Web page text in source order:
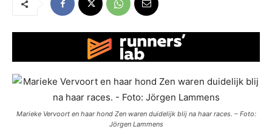
Marieke Vervoort en haar hond Zen waren duidelijk blij na haar races. – Foto:
Jörgen Lammens